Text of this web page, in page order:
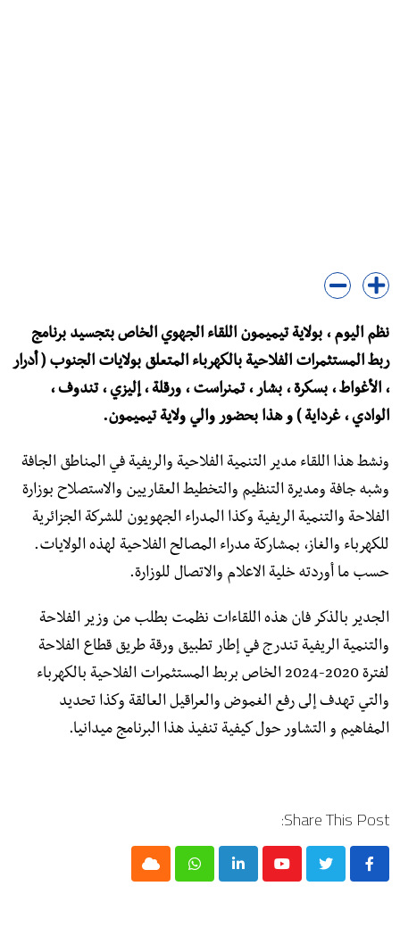
نظم اليوم ، بولاية تيميمون اللقاء الجهوي الخاص بتجسيد برنامج
ربط المستثمرات الفلاحية بالكهرباء المتعلق بولايات الجنوب ( أدرار
، الأغواط ، بسكرة ، بشار ، تمنراست ، ورقلة ، إليزي ، تندوف ،
الوادي ، غرداية ) و هذا بحضور والي ولاية تيميمون.
ونشط هذا اللقاء مدير التنمية الفلاحية والريفية في المناطق الجافة
وشبه جافة ومديرة التنظيم والتخطيط العقاريين والاستصلاح بوزارة
الفلاحة والتنمية الريفية وكذا المدراء الجهويون للشركة الجزائرية
للكهرباء والغاز، بمشاركة مدراء المصالح الفلاحية لهذه الولايات.
حسب ما أوردته خلية الاعلام والاتصال للوزارة.
الجدير بالذكر فان هذه اللقاءات نظمت بطلب من وزير الفلاحة
والتنمية الريفية تندرج في إطار تطبيق ورقة طريق قطاع الفلاحة
لفترة 2020-2024 الخاص بربط المستثمرات الفلاحية بالكهرباء
والتي تهدف إلى رفع الغموض والعراقيل العالقة وكذا تحديد
المفاهيم و التشاور حول كيفية تنفيذ هذا البرنامج ميدانيا.
Share This Post:
Youtube
LinkedIn
Whatsapp
Cloud